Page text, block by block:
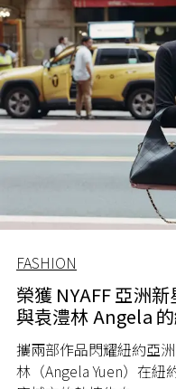
FASHION
榮獲 NYAFF 亞洲
與袁澧林 Angela
攜兩部作品閃耀紐約亞
林（Angela Yuen）在